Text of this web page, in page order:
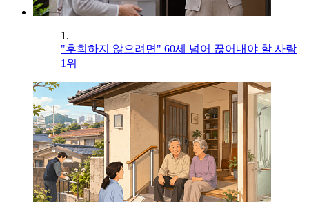
1.
"후회하지 않으려면" 60세 넘어 끊어내야 할 사람
1위